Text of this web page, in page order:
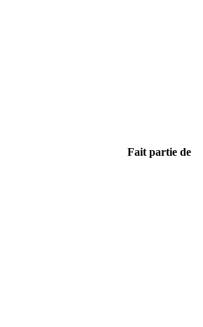
Fait partie de